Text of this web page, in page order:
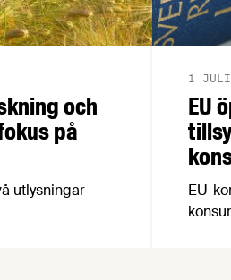
och
på
utlysningar
EU
1
EU-